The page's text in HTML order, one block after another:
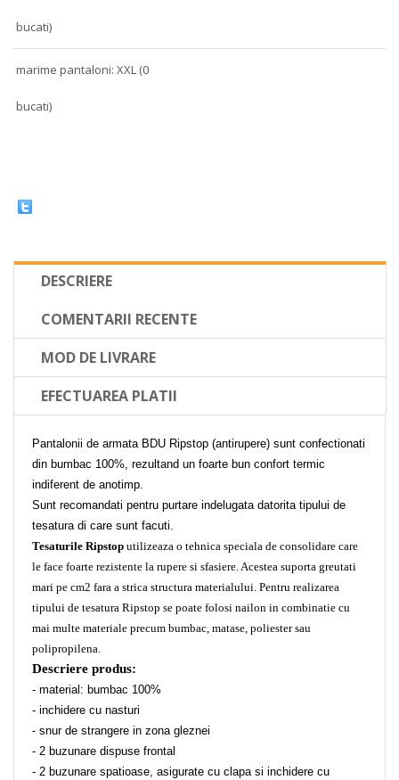
bucati)
marime pantaloni: XXL (0
bucati)
DESCRIERE
COMENTARII RECENTE
MOD DE LIVRARE
EFECTUAREA PLATII
Pantalonii de armata BDU Ripstop (antirupere) sunt confectionati
din bumbac 100%, rezultand un foarte bun confort termic
indiferent de anotimp.
Sunt recomandati pentru purtare indelugata datorita tipului de
tesatura di care sunt facuti.
Tesaturile Ripstop utilizeaza o tehnica speciala de consolidare care
le face foarte rezistente la rupere si sfasiere. Acestea suporta greutati
mari pe cm2 fara a strica structura materialului. Pentru realizarea
tipului de tesatura Ripstop se poate folosi nailon in combinatie cu
mai multe materiale precum bumbac, matase, poliester sau
polipropilena.
Descriere produs:
- material: bumbac 100%
- inchidere cu nasturi
- snur de strangere in zona gleznei
- 2 buzunare dispuse frontal
- 2 buzunare spatioase, asigurate cu clapa si inchidere cu